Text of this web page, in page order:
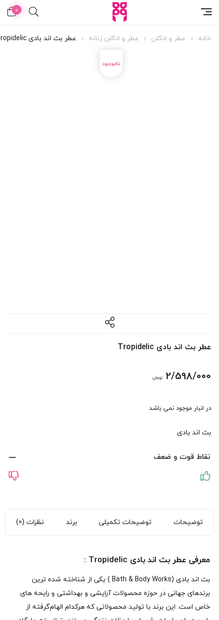
0
خانه عطر و ادکلن عطر و ادکلن زنانه عطر بث اند بادی Tropidelic
عطر بث اند بادی Tropidelic
2/598/000 تومان
در انبار موجود نمی باشد
بث اند بادی
نقاط قوت و ضعف
توضیحات توضیحات تکمیلی برند نظرات (0)
معرفی عطر بث اند بادی Tropidelic :
بث اند بادی (Bath & Body Works ) یکی از شناخته‌ شده‌ ترین
برندهای جهانی در حوزه محصولات آرایشی و بهداشتی و رایحه‌ های
خاص است. این برند با تولید محصولاتی که هرکدام الهام‌گرفته از